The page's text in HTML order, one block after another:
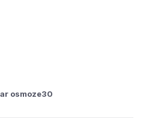
osmoze30